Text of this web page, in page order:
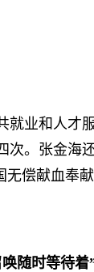
业和人才
次。张金
偿献血奉
随时等待着